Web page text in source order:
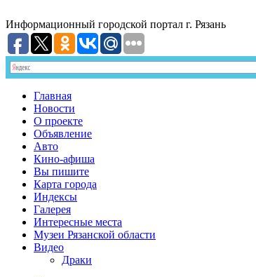
Информационный городской портал г. Рязань
Главная
Новости
О проекте
Объявление
Авто
Кино-афиша
Вы пишите
Карта города
Индексы
Галерея
Интересные места
Музеи Рязанской области
Видео
Драки